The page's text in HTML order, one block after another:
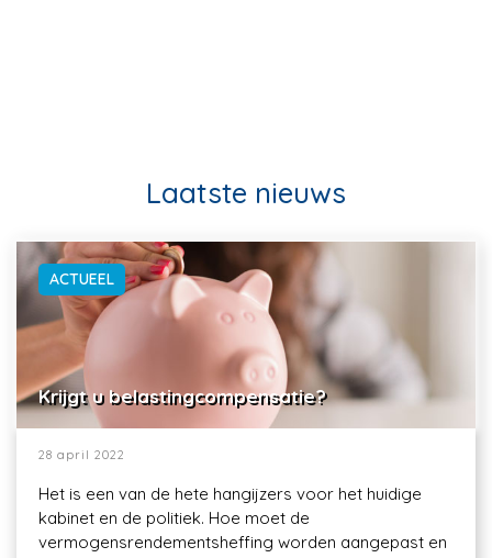
Laatste nieuws
ACTUEEL
Krijgt u belastingcompensatie?
28 april 2022
Het is een van de hete hangijzers voor het huidige
kabinet en de politiek. Hoe moet de
vermogensrendementsheffing worden aangepast en